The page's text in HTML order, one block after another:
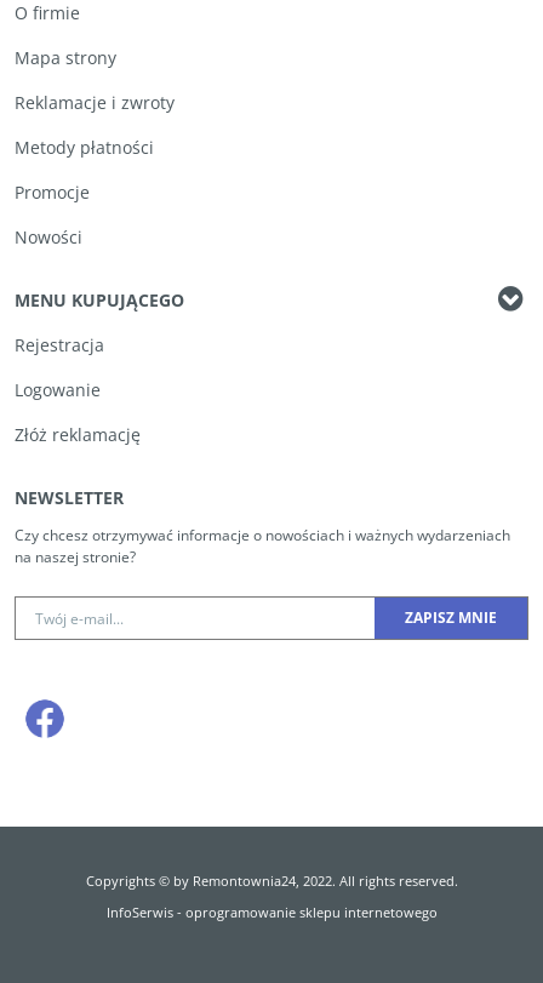
O firmie
Mapa strony
Reklamacje i zwroty
Metody płatności
Promocje
Nowości
MENU KUPUJĄCEGO
Rejestracja
Logowanie
Złóż reklamację
NEWSLETTER
Czy chcesz otrzymywać informacje o nowościach i ważnych wydarzeniach
na naszej stronie?
Copyrights © by Remontownia24, 2022. All rights reserved.
InfoSerwis- oprogramowanie sklepu internetowego